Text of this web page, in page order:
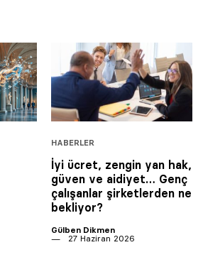
HABERLER
İyi ücret, zengin yan hak,
güven ve aidiyet… Genç
çalışanlar şirketlerden ne
bekliyor?
Gülben Dikmen
27 Haziran 2026